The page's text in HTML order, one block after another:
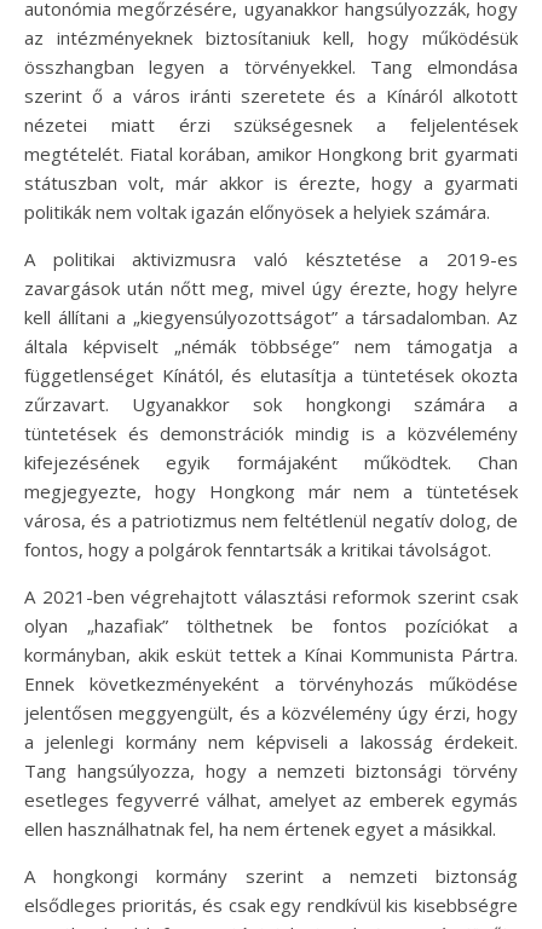
autonómia megőrzésére, ugyanakkor hangsúlyozzák, hogy
az intézményeknek biztosítaniuk kell, hogy működésük
összhangban legyen a törvényekkel. Tang elmondása
szerint ő a város iránti szeretete és a Kínáról alkotott
nézetei miatt érzi szükségesnek a feljelentések
megtételét. Fiatal korában, amikor Hongkong brit gyarmati
státuszban volt, már akkor is érezte, hogy a gyarmati
politikák nem voltak igazán előnyösek a helyiek számára.
A politikai aktivizmusra való késztetése a 2019-es
zavargások után nőtt meg, mivel úgy érezte, hogy helyre
kell állítani a „kiegyensúlyozottságot” a társadalomban. Az
általa képviselt „némák többsége” nem támogatja a
függetlenséget Kínától, és elutasítja a tüntetések okozta
zűrzavart. Ugyanakkor sok hongkongi számára a
tüntetések és demonstrációk mindig is a közvélemény
kifejezésének egyik formájaként működtek. Chan
megjegyezte, hogy Hongkong már nem a tüntetések
városa, és a patriotizmus nem feltétlenül negatív dolog, de
fontos, hogy a polgárok fenntartsák a kritikai távolságot.
A 2021-ben végrehajtott választási reformok szerint csak
olyan „hazafiak” tölthetnek be fontos pozíciókat a
kormányban, akik esküt tettek a Kínai Kommunista Pártra.
Ennek következményeként a törvényhozás működése
jelentősen meggyengült, és a közvélemény úgy érzi, hogy
a jelenlegi kormány nem képviseli a lakosság érdekeit.
Tang hangsúlyozza, hogy a nemzeti biztonsági törvény
esetleges fegyverré válhat, amelyet az emberek egymás
ellen használhatnak fel, ha nem értenek egyet a másikkal.
A hongkongi kormány szerint a nemzeti biztonság
elsődleges prioritás, és csak egy rendkívül kis kisebbségre